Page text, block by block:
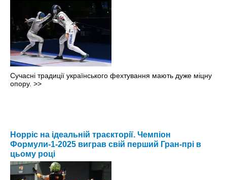
Сучасні традиції українського фехтування мають дуже міцну
опору. >>
Норріс на ідеальній траєкторії. Чемпіон
Формули-1-2025 виграв свій перший Гран-прі в
цьому році